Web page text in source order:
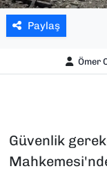
Paylaş
Ömer
Güvenlik